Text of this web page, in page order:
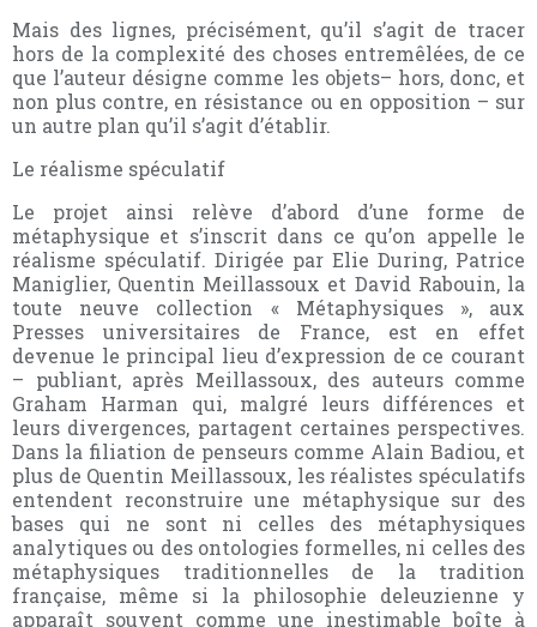
Mais des lignes, précisément, qu’il s’agit de tracer
hors de la complexité des choses entremêlées, de ce
que l’auteur désigne comme les objets– hors, donc, et
non plus contre, en résistance ou en opposition – sur
un autre plan qu’il s’agit d’établir.
Le réalisme spéculatif
Le projet ainsi relève d’abord d’une forme de
métaphysique et s’inscrit dans ce qu’on appelle le
réalisme spéculatif. Dirigée par Elie During, Patrice
Maniglier, Quentin Meillassoux et David Rabouin, la
toute neuve collection « Métaphysiques », aux
Presses universitaires de France, est en effet
devenue le principal lieu d’expression de ce courant
– publiant, après Meillassoux, des auteurs comme
Graham Harman qui, malgré leurs différences et
leurs divergences, partagent certaines perspectives.
Dans la filiation de penseurs comme Alain Badiou, et
plus de Quentin Meillassoux, les réalistes spéculatifs
entendent reconstruire une métaphysique sur des
bases qui ne sont ni celles des métaphysiques
analytiques ou des ontologies formelles, ni celles des
métaphysiques traditionnelles de la tradition
française, même si la philosophie deleuzienne y
apparaît souvent comme une inestimable boîte à